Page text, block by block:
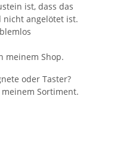
ist, dass das
nicht angelötet ist.
meinem Shop.
oder Taster?
Sortiment.